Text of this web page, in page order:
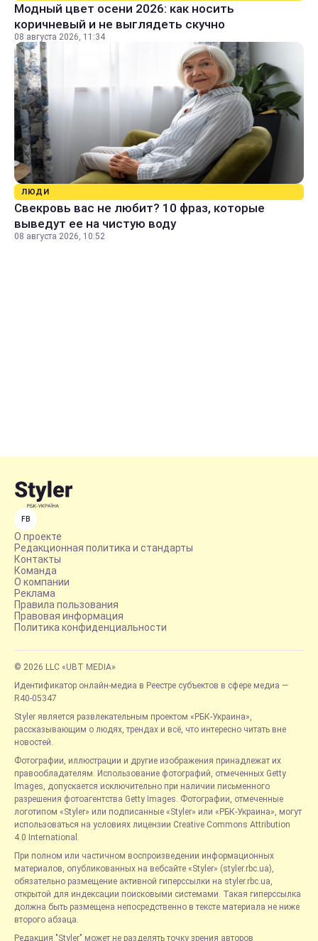
Модный цвет осени 2026: как носить
коричневый и не выглядеть скучно
08 августа 2026, 11:34
ЛЮДИ
Свекровь вас не любит? 10 фраз, которые
выведут ее на чистую воду
08 августа 2026, 10:52
FB
О проекте
Редакционная политика и стандарты
Контакты
Команда
О компании
Реклама
Правила пользования
Правовая информация
Политика конфиденциальности
© 2026 LLC «UBT MEDIA»
Идентификатор онлайн-медиа в Реестре субъектов в сфере медиа —
R40-05347
Styler является развлекательным проектом «РБК-Украина»,
рассказывающим о людях, трендах и всё, что интересно читать вне
новостей.
Фотографии, иллюстрации и другие изображения принадлежат их
правообладателям. Использование фотографий, отмеченных Getty
Images, допускается исключительно при наличии письменного
разрешения фотоагентства Getty Images. Фотографии, отмеченные
логотипом «Styler» или подписанные «Styler» или «РБК-Украина», могут
использоваться на условиях лицензии Creative Commons Attribution
4.0 International.
При полном или частичном воспроизведении информационных
материалов, опубликованных на вебсайте «Styler» (styler.rbc.ua),
обязательно размещение активной гиперссылки на styler.rbc.ua,
открытой для индексации поисковыми системами. Такая гиперссылка
должна быть размещена непосредственно в тексте материала не ниже
второго абзаца.
Редакция "Styler" может не разделять точку зрения авторов